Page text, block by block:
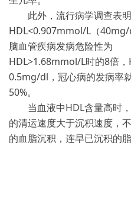
此外，流行病学调查表明
HDL<0.907mmol/L（
脑血管疾病发病危险性为
HDL>1.68mmol/L时的8倍，
0.5mg/dl，冠心病的发病率
50%。
当血液中HDL含量高时
的清运速度大于沉积速度，
的血脂沉积，连早已沉积的